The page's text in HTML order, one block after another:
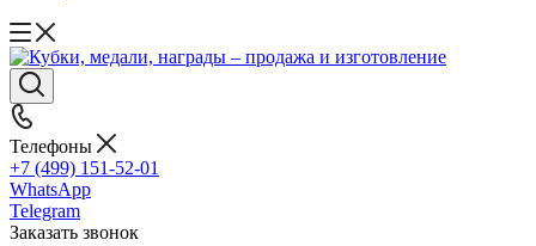
Телефоны
+7 (499) 151-52-01
WhatsApp
Telegram
Заказать звонок